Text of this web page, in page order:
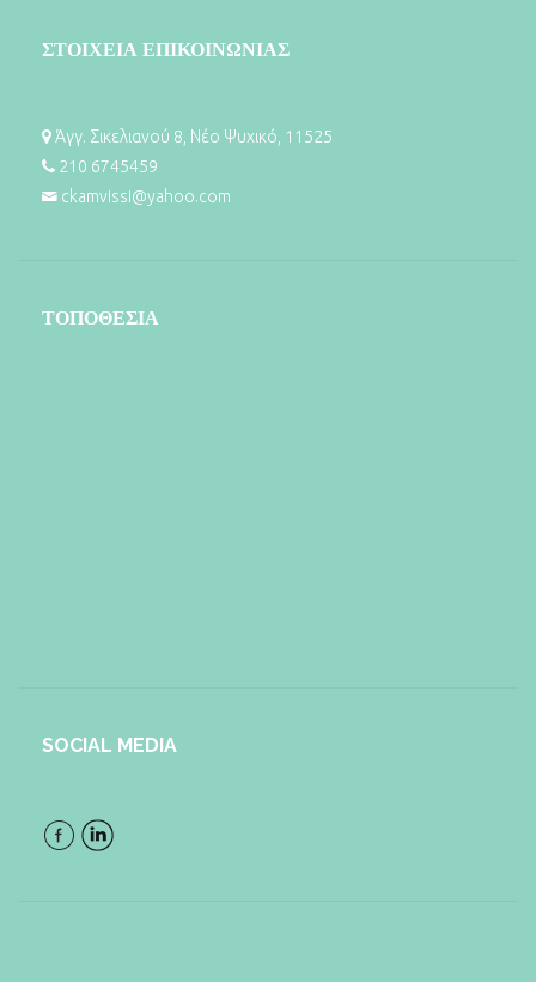
ΣΤΟΙΧΕΙΑ ΕΠΙΚΟΙΝΩΝΙΑΣ
Άγγ. Σικελιανού 8, Νέο Ψυχικό, 11525
210 6745459
ckamvissi@yahoo.com
ΤΟΠΟΘΕΣΙΑ
SOCIAL MEDIA